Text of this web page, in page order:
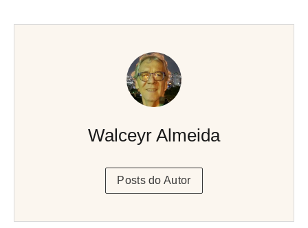
Walceyr Almeida
Posts do Autor